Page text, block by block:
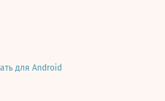
для Android